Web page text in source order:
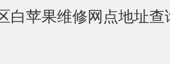
白苹果维修网点地址